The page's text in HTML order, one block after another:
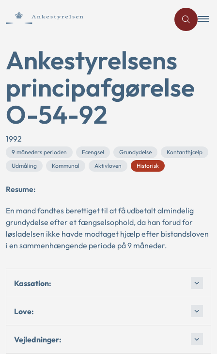
Ankestyrelsens
principafgørelse
O-54-92
1992
9 måneders perioden Fængsel Grundydelse
Kontanthjælp
Udmåling
Kommunal Aktivloven Historisk
Resume:
En mand fandtes berettiget til at få udbetalt almindelig
grundydelse efter et fængselsophold, da han forud for
løsladelsen ikke havde modtaget hjælp efter bistandsloven
i en sammenhængende periode på 9 måneder.
Kassation:
Love:
Vejledninger: